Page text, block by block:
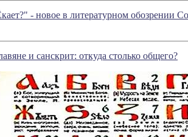
- новое в литературном обозрении
и санскрит: откуда столько общего?